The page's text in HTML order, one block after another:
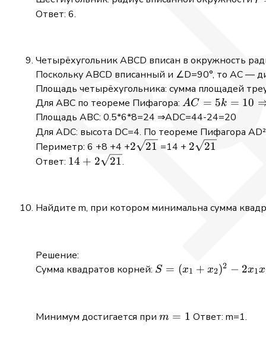
Ответ: 6.
Четырёхугольник ABCD вписан в окружность
Поскольку ABCD вписанный и ∠D=90°, то AC —
Площадь четырёхугольника: сумма площадей
Для ABC по теореме Пифагора: AC=5k
=10
⇒k=2
⇒
AC = 5k = 10
Площадь ABC: 0.5*6*8=24 ⇒ADC=44-24=20
Для ADC: высота DC=4. По теореме Пифагора
Периметр: 6 +8 +4 +2\sqrt{21}
2 21 =14 + 2\sqrt{21}
2
21
Ответ: 14 +
14 + 2 21.
Найдите m, при котором минимальна сумма
Решение:
Сумма квадратов корней: S = (x_1
-2)^2
S = (x1 + x2)2 − 2x1x
Минимум достигается при m
m = 1 Ответ: m=1.